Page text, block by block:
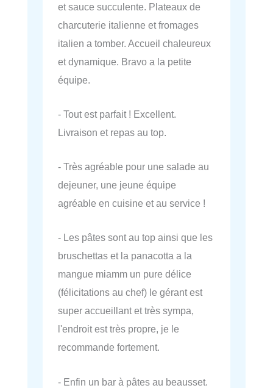
et sauce succulente. Plateaux de
charcuterie italienne et fromages
italien a tomber. Accueil chaleureux
et dynamique. Bravo a la petite
équipe.
- Tout est parfait ! Excellent.
Livraison et repas au top.
- Très agréable pour une salade au
dejeuner, une jeune équipe
agréable en cuisine et au service !
- Les pâtes sont au top ainsi que les
bruschettas et la panacotta a la
mangue miamm un pure délice
(félicitations au chef) le gérant est
super accueillant et très sympa,
l'endroit est très propre, je le
recommande fortement.
- Enfin un bar à pâtes au beausset.